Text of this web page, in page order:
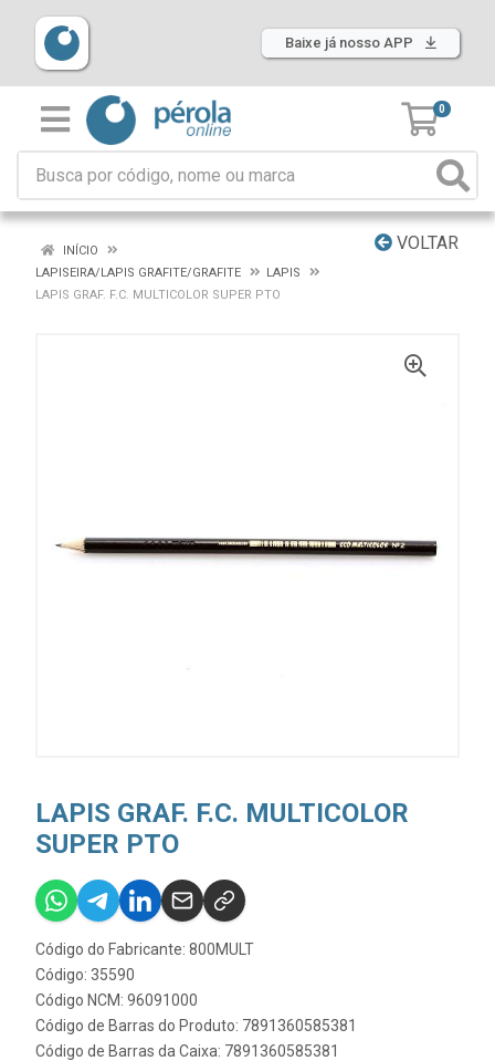
Baixe já nosso APP
0
VOLTAR
INÍCIO
LAPISEIRA/LAPIS GRAFITE/GRAFITE
LAPIS
LAPIS GRAF. F.C. MULTICOLOR SUPER PTO
LAPIS GRAF. F.C. MULTICOLOR
SUPER PTO
Código do Fabricante: 800MULT
Código: 35590
Código NCM: 96091000
Código de Barras do Produto: 7891360585381
Código de Barras da Caixa: 7891360585381